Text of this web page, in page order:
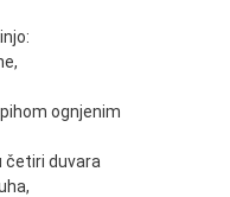
ognjenim
četiri duvara